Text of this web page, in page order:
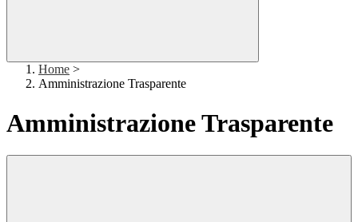
Home >
Amministrazione Trasparente
Amministrazione Trasparente